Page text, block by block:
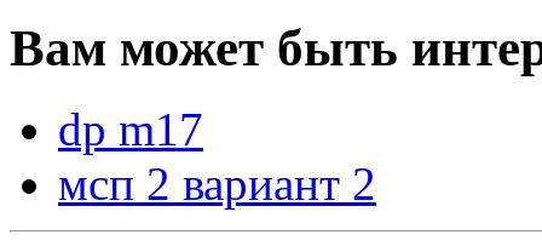
Вам может быть
dp m17
мсп 2 вариант 2